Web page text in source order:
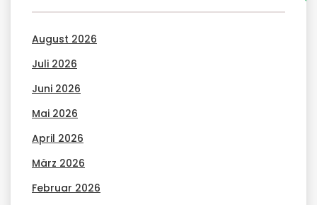
August 2026
Juli 2026
Juni 2026
Mai 2026
April 2026
März 2026
Februar 2026